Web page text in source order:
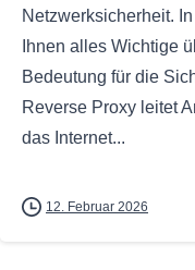
Netzwerksicherheit.
Ihnen alles Wichtige
Bedeutung für die
Reverse Proxy leitet
das Internet...
12. Februar 2026